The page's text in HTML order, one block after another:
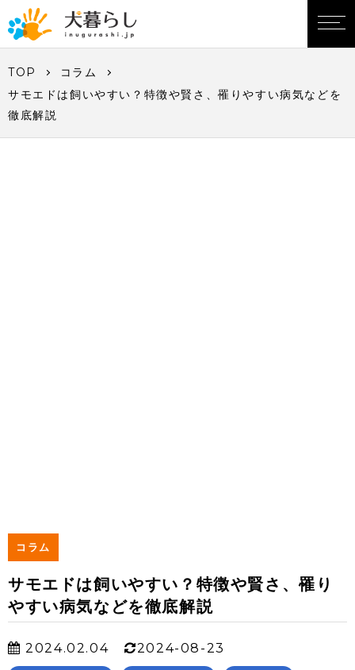
TOP
コラム
サモエドは飼いやすい？特徴や賢さ、罹りやすい病気などを
徹底解説
コラム
サモエドは飼いやすい？特徴や賢さ、罹り
やすい病気などを徹底解説
2024.02.04 2024-08-23